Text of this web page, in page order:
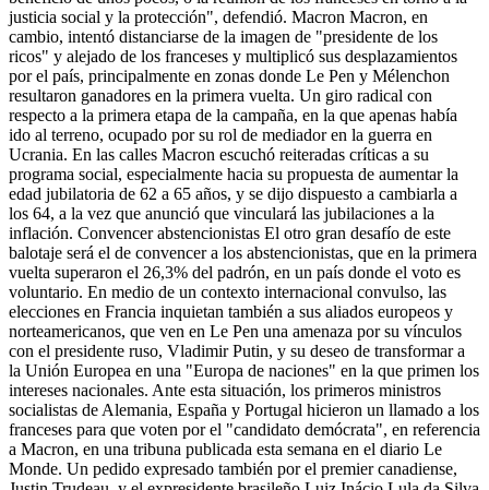
justicia social y la protección", defendió. Macron Macron, en
cambio, intentó distanciarse de la imagen de "presidente de los
ricos" y alejado de los franceses y multiplicó sus desplazamientos
por el país, principalmente en zonas donde Le Pen y Mélenchon
resultaron ganadores en la primera vuelta. Un giro radical con
respecto a la primera etapa de la campaña, en la que apenas había
ido al terreno, ocupado por su rol de mediador en la guerra en
Ucrania. En las calles Macron escuchó reiteradas críticas a su
programa social, especialmente hacia su propuesta de aumentar la
edad jubilatoria de 62 a 65 años, y se dijo dispuesto a cambiarla a
los 64, a la vez que anunció que vinculará las jubilaciones a la
inflación. Convencer abstencionistas El otro gran desafío de este
balotaje será el de convencer a los abstencionistas, que en la primera
vuelta superaron el 26,3% del padrón, en un país donde el voto es
voluntario. En medio de un contexto internacional convulso, las
elecciones en Francia inquietan también a sus aliados europeos y
norteamericanos, que ven en Le Pen una amenaza por su vínculos
con el presidente ruso, Vladimir Putin, y su deseo de transformar a
la Unión Europea en una "Europa de naciones" en la que primen los
intereses nacionales. Ante esta situación, los primeros ministros
socialistas de Alemania, España y Portugal hicieron un llamado a los
franceses para que voten por el "candidato demócrata", en referencia
a Macron, en una tribuna publicada esta semana en el diario Le
Monde. Un pedido expresado también por el premier canadiense,